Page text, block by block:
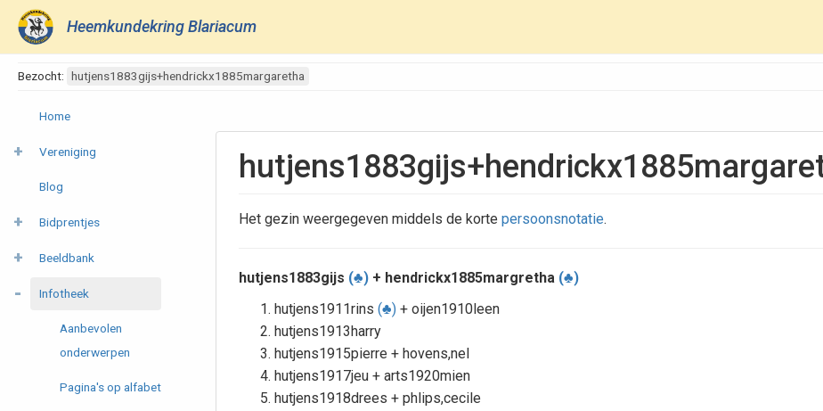
Heemkundekring Blariacum
Bezocht: hutjens1883gijs+hendrickx1885margaretha
Home
Vereniging
Blog
Bidprentjes
Beeldbank
Infotheek
Aanbevolen
onderwerpen
Pagina's op alfabet
Het gezin weergegeven middels de kortepersoonsnotatie.
hutjens1883gijs (♣) + hendrickx1885margretha (♣)
hutjens1911rins(♣) + oijen1910leen
hutjens1913harry
hutjens1915pierre + hovens,nel
hutjens1917jeu + arts1920mien
hutjens1918drees + phlips,cecile